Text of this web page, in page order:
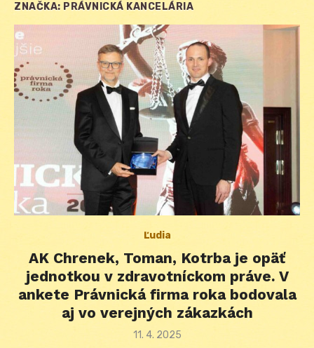
ZNAČKA: PRÁVNICKÁ KANCELÁRIA
Ľudia
AK Chrenek, Toman, Kotrba je opäť
jednotkou v zdravotníckom práve. V
ankete Právnická firma roka bodovala
aj vo verejných zákazkách
Posted
11. 4. 2025